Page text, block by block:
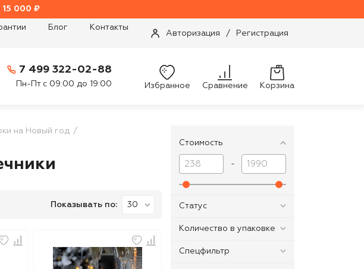
15 000 ₽
Блог Контакты
Авторизация / Регистрация
7 499 322-02-88
Пн-Пт с 09:00 до 19:00 Избранное Сравнение Корзина
на Новый год
Показывать по:
Стоимость
-
Статус
Количество в упаковке
Спецфильтр